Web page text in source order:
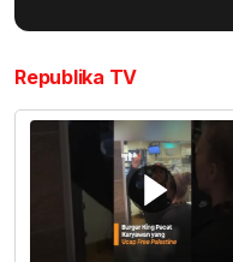
Republika TV